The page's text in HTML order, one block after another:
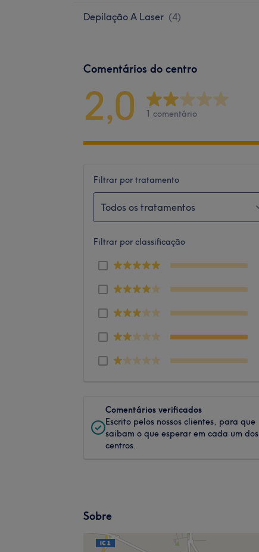
Depilação A Laser (4)
Comentários do centro
2,0 1 comentário
Filtrar por tratamento
Todos os tratamentos
Filtrar por classificação
Comentários verificados
Escrito pelos nossos clientes, para que
saibam o que esperar em cada um dos
centros.
Sobre